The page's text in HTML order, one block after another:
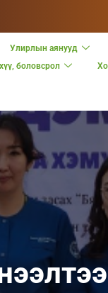
Улирлын аянууд
боловсрол